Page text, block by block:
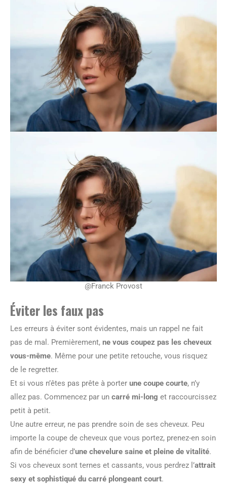
@Franck Provost
Éviter les faux pas
Les erreurs à éviter sont évidentes, mais un rappel ne fait
pas de mal. Premièrement, ne vous coupez pas les cheveux
vous-même. Même pour une petite retouche, vous risquez
de le regretter.
Et si vous n’êtes pas prête à porter une coupe courte, n’y
allez pas. Commencez par un carré mi-long et raccourcissez
petit à petit.
Une autre erreur, ne pas prendre soin de ses cheveux. Peu
importe la coupe de cheveux que vous portez, prenez-en soin
afin de bénéficier d’une chevelure saine et pleine de vitalité.
Si vos cheveux sont ternes et cassants, vous perdrez l’attrait
sexy et sophistiqué du carré plongeant court.